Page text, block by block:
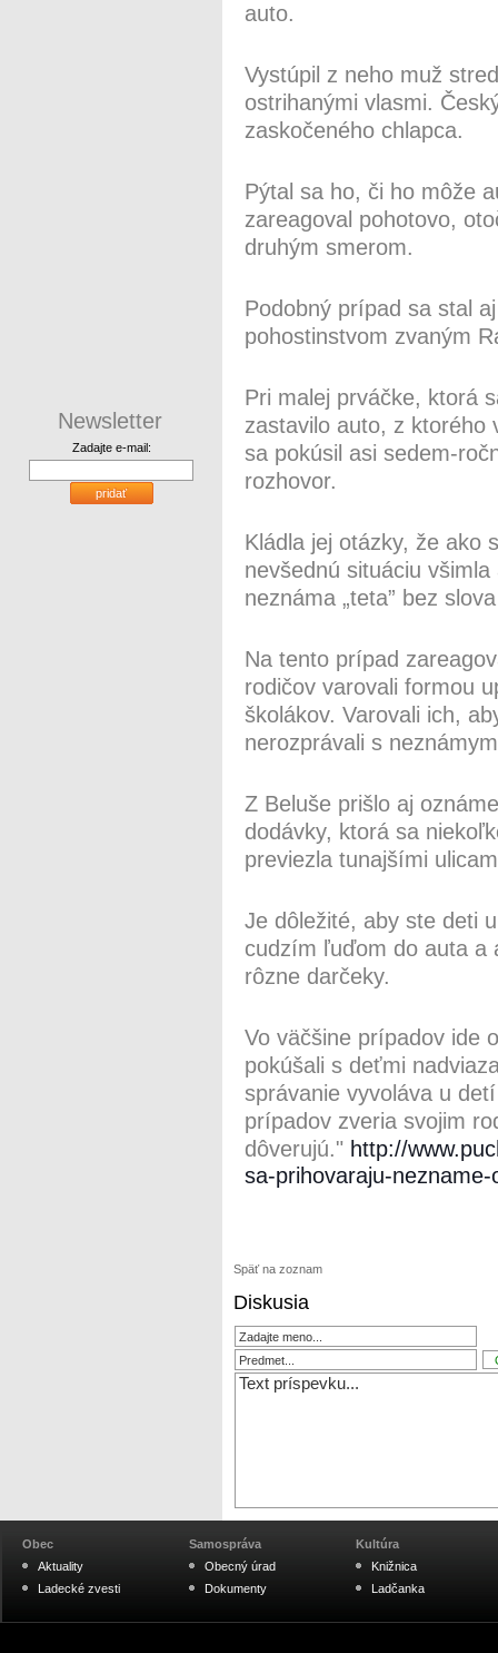
Newsletter
Zadajte e-mail:
pridať
auto.
Vystúpil z neho muž
ostrihanými vlasmi.
zaskočeného chlapca.
Pýtal sa ho, či ho môže
zareagoval pohotovo,
druhým smerom.
Podobný prípad sa stal
pohostinstvom zvaným
Pri malej prváčke, ktorá
zastavilo auto, z ktorého
sa pokúsil asi sedem-
rozhovor.
Kládla jej otázky, že ako
nevšednú situáciu
neznáma „teta” bez
Na tento prípad
rodičov varovali formou
školákov. Varovali ich,
nerozprávali s
Z Beluše prišlo aj
dodávky, ktorá sa
previezla tunajšími
Je dôležité, aby ste deti
cudzím ľuďom do auta a
rôzne darčeky.
Vo väčšine prípadov ide
pokúšali s deťmi
správanie vyvoláva u
prípadov zveria svojim
dôverujú." http://
sa-prihovaraju-nezname-
Späť na zoznam
Diskusia
Obec
Aktuality
Ladecké zvesti
Samospráva
Obecný úrad
Dokumenty
Kultúra
Knižnica
Ladčanka